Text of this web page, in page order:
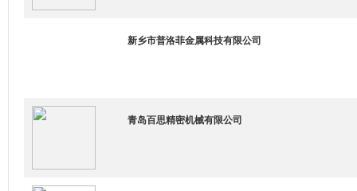
新乡市普洛菲金属科技有限公司
青岛百思精密机械有限公司